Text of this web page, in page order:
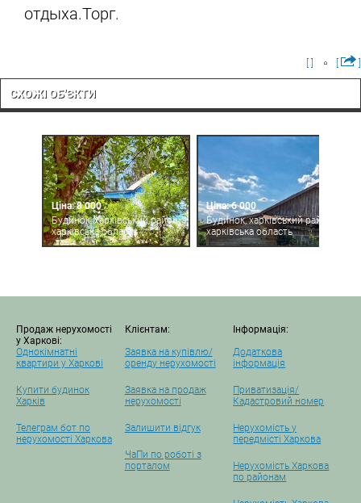
отдыха.Торг.
СХОЖІ ОБ'ЄКТИ
Ціна: 8 000
Будинок, харківський район,
харківська область
Ціна: 6 000
Будинок, харківський район,
харківська область
Продаж нерухомості
у Харкові:
Однокімнатні
квартири у Харкові
Купити будинок
Харків
Телеграм бот по
нерухомості Харкова
Клієнтам:
Заявка на купівлю/
оренду нерухомості
Заявка на продаж
нерухомості
Залишити відгук
ЧаПи по роботі з
порталом
Інформація:
Додаткова
інформація
Приватизація/
Кадастровий номер
Нерухомість у
передмісті Харкова
Нерухомість Харкова
по районам